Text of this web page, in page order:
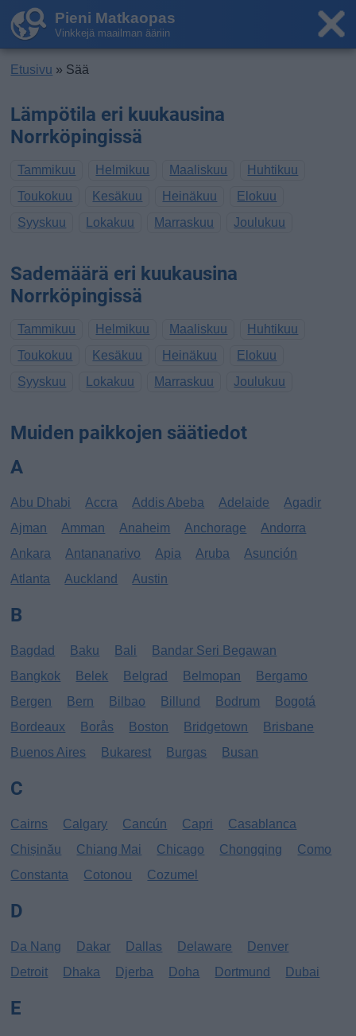
Pieni Matkaopas
Vinkkejä maailman ääriin
Etusivu » Sää
Lämpötila eri kuukausina
Norrköpingissä
Tammikuu Helmikuu Maaliskuu
Huhtikuu
Toukokuu
Kesäkuu Heinäkuu
Elokuu
Syyskuu
Lokakuu Marraskuu Joulukuu
Sademäärä eri kuukausina
Norrköpingissä
Tammikuu Helmikuu Maaliskuu
Huhtikuu
Toukokuu
Kesäkuu Heinäkuu
Elokuu
Syyskuu
Lokakuu Marraskuu Joulukuu
Muiden paikkojen säätiedot
A
Abu Dhabi Accra Addis Abeba Adelaide
Agadir
Ajman
Amman Anaheim Anchorage
Andorra
Ankara
Antananarivo Apia Aruba
Asunción
Atlanta
Auckland Austin
B
Bagdad Baku Bali
Bandar Seri Begawan
Bangkok
Belek Belgrad Belmopan
Bergamo
Bergen
Bern Bilbao Billund Bodrum
Bogotá
Bordeaux
Borås Boston Bridgetown
Brisbane
Buenos Aires
Bukarest Burgas Busan
C
Cairns Calgary Cancún Capri
Casablanca
Chișinău
Chiang Mai Chicago Chongqing
Como
Constanta
Cotonou Cozumel
D
Da Nang Dakar Dallas Delaware
Denver
Detroit
Dhaka Djerba Doha Dortmund Dubai
E